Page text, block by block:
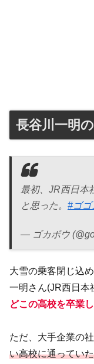
長谷川一明
最初、JR西日本
と思った。 #ゴゴ
— ゴカボウ
大雪の乗客閉じ込
一明さん(JR西日本
どこの高校を卒業
ただ、大手企業の
い高校に通っていた